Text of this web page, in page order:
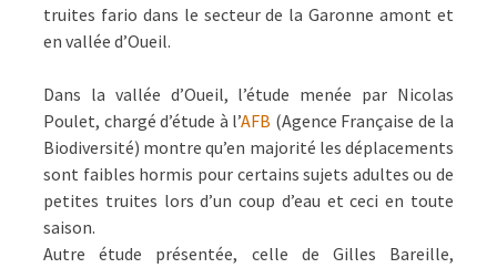
truites fario dans le secteur de la Garonne amont et
en vallée d’Oueil.
Dans la vallée d’Oueil, l’étude menée par Nicolas
Poulet, chargé d’étude à l’AFB (Agence Française de la
Biodiversité) montre qu’en majorité les déplacements
sont faibles hormis pour certains sujets adultes ou de
petites truites lors d’un coup d’eau et ceci en toute
saison.
Autre étude présentée, celle de Gilles Bareille,